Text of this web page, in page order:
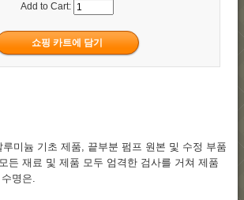
Add to Cart:
미늄 기초 제품, 끝부분 펌프 원본 및 수정 부품
든 재료 및 제품 모두 엄격한 검사를 거쳐 제품
명은.